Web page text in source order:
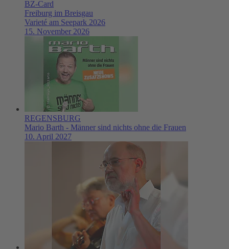
BZ-Card
Freiburg im Breisgau
Varieté am Seepark 2026
15. November 2026
REGENSBURG
Mario Barth - Männer sind nichts ohne die Frauen
10. April 2027